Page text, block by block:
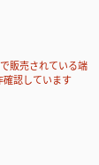
販売されている端
確認しています